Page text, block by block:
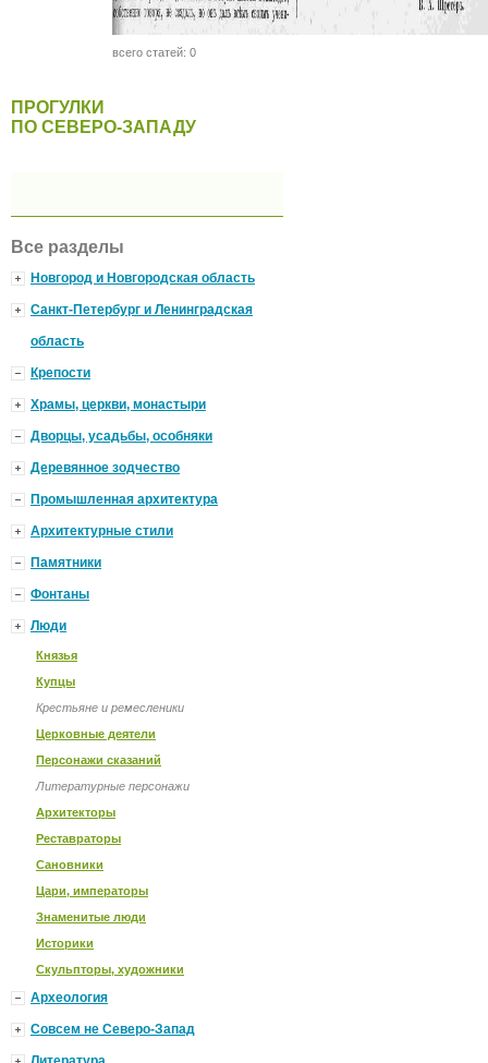
всего статей: 0
ПРОГУЛКИ
ПО СЕВЕРО-ЗАПАДУ
Все разделы
Новгород и Новгородская область
Санкт-Петербург и Ленинградская
область
Крепости
Храмы, церкви, монастыри
Дворцы, усадьбы, особняки
Деревянное зодчество
Промышленная архитектура
Архитектурные стили
Памятники
Фонтаны
Люди
Князья
Купцы
Крестьяне и ремесленики
Церковные деятели
Персонажи сказаний
Литературные персонажи
Архитекторы
Реставраторы
Сановники
Цари, императоры
Знаменитые люди
Историки
Скульпторы, художники
Археология
Совсем не Северо-Запад